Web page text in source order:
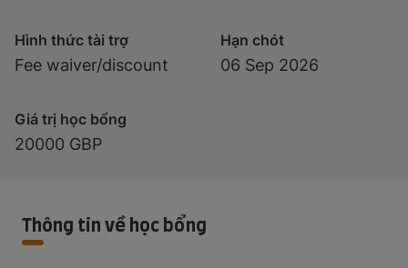
Hình thức tài trợ
Fee waiver/discount
Hạn chót
06 Sep 2026
Giá trị học bổng
20000 GBP
Thông tin về học bổng